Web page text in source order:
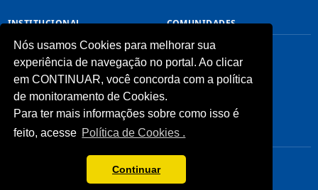
Nós usamos Cookies para melhorar sua
experiência de navegação no portal. Ao clicar
em CONTINUAR, você concorda com a política
de monitoramento de Cookies.
Para ter mais informações sobre como isso é
feito, acesse Política de Cookies .
Continuar
INSTITUCIONAL
Processos Seletivos (Antigos)
Licitações
Notícias
Imprensa
Fale Conosco
Biblioteca
COMUNIDADES
Unidades Sesc-TO
Cliente
CONHEÇA
Sistema Fecomércio
LINKS ÚTEIS
Senac